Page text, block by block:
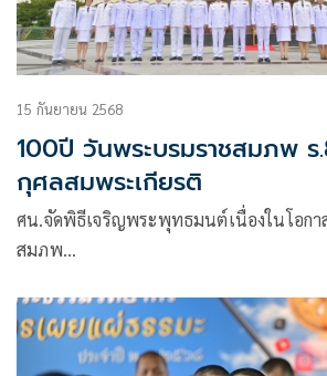
15 กันยายน 2568
100ปี วันพระบรมราชสมภพ ร
กุศลสมพระเกียรติ
ศน.จัดพิธีเจริญพระพุทธมนต์เนื่องในโอก
สมภพ…